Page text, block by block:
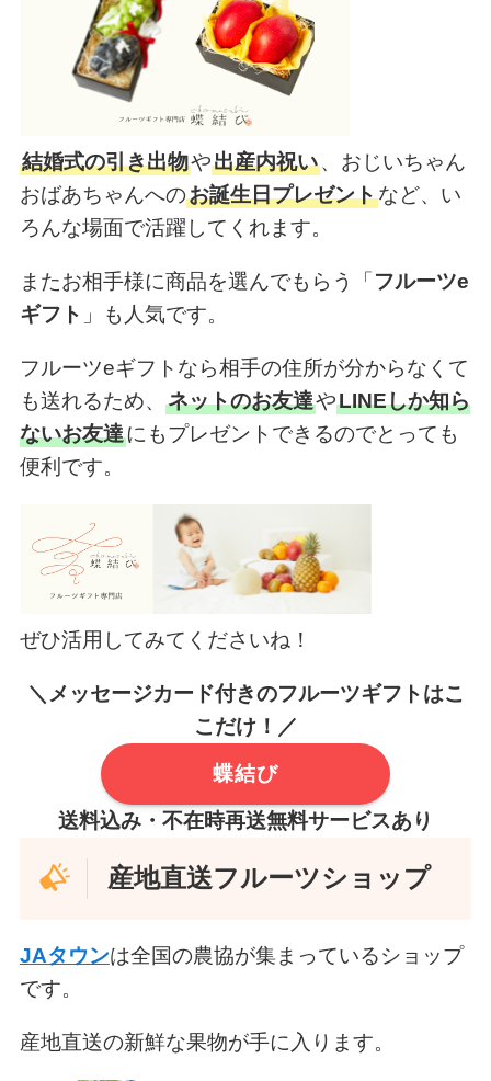
結婚式の引き出物や出産内祝い、おじいちゃん
おばあちゃんへのお誕生日プレゼントなど、い
ろんな場面で活躍してくれます。
またお相手様に商品を選んでもらう「 フルーツe
ギフト 」も人気です。
フルーツeギフトなら相手の住所が分からなくて
も送れるため、 ネットのお友達やLINEしか知ら
ないお友達にもプレゼントできるのでとっても
便利です。
ぜひ活用してみてくださいね！
＼メッセージカード付きのフルーツギフトはこ
こだけ！／
蝶結び
送料込み・不在時再送無料サービスあり
産地直送フルーツショップ
JAタウンは全国の農協が集まっているショップ
です。
産地直送の新鮮な果物が手に入ります。